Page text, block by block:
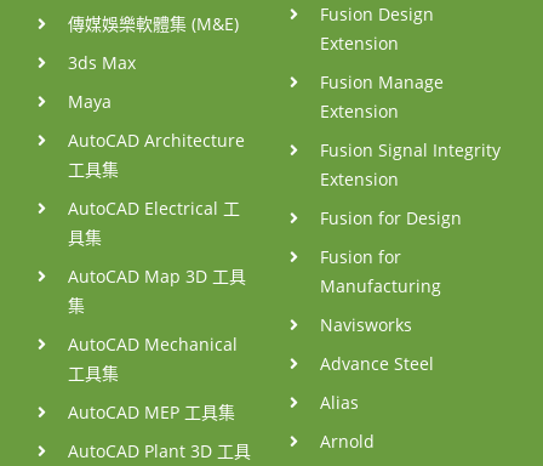
傳媒娛樂軟體集 (M&E)
3ds Max
Maya
AutoCAD Architecture
工具集
AutoCAD Electrical 工
具集
AutoCAD Map 3D 工具
集
AutoCAD Mechanical
工具集
AutoCAD MEP 工具集
AutoCAD Plant 3D 工具
Fusion Design
Extension
Fusion Manage
Extension
Fusion Signal Integrity
Extension
Fusion for Design
Fusion for
Manufacturing
Navisworks
Advance Steel
Alias
Arnold